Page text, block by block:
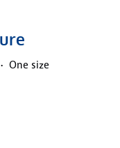
One size